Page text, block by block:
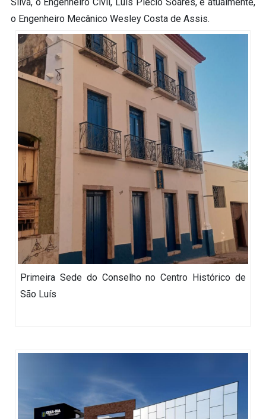
o Engenheiro Mecânico Wesley Costa de Assis.
Primeira Sede do Conselho no Centro Histórico de
São Luís